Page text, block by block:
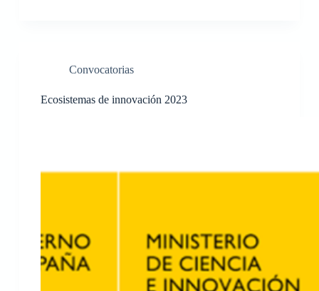
Convocatorias
Ecosistemas de innovación 2023